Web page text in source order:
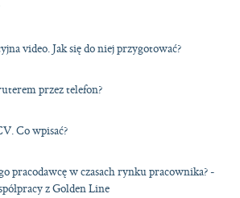
video. Jak się do niej przygotować?
przez telefon?
Co wpisać?
pracodawcę w czasach rynku pracownika? -
z Golden Line